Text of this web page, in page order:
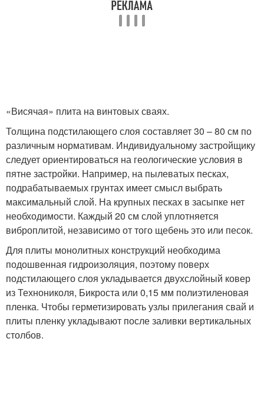
«Висячая» плита на винтовых сваях.
Толщина подстилающего слоя составляет 30 – 80 см по
различным нормативам. Индивидуальному застройщику
следует ориентироваться на геологические условия в
пятне застройки. Например, на пылеватых песках,
подрабатываемых грунтах имеет смысл выбрать
максимальный слой. На крупных песках в засыпке нет
необходимости. Каждый 20 см слой уплотняется
виброплитой, независимо от того щебень это или песок.
Для плиты монолитных конструкций необходима
подошвенная гидроизоляция, поэтому поверх
подстилающего слоя укладывается двухслойный ковер
из Технониколя, Бикроста или 0,15 мм полиэтиленовая
пленка. Чтобы герметизировать узлы прилегания свай и
плиты пленку укладывают после заливки вертикальных
столбов.